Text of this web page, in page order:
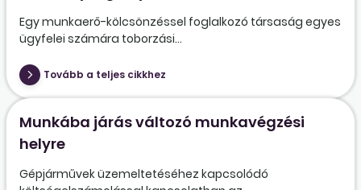
Egy munkaerő-kölcsönzéssel foglalkozó társaság egyes
ügyfelei számára toborzási...
Tovább a teljes cikkhez
Munkába járás változó munkavégzési
helyre
Gépjárművek üzemeltetéséhez kapcsolódó